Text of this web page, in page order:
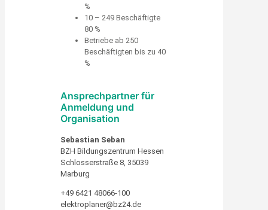
%
10 – 249 Beschäftigte
80 %
Betriebe ab 250
Beschäftigten bis zu 40
%
Ansprechpartner für
Anmeldung und
Organisation
Sebastian Seban
BZH Bildungszentrum Hessen
Schlosserstraße 8, 35039
Marburg
+49 6421 48066-100
elektroplaner@bz24.de